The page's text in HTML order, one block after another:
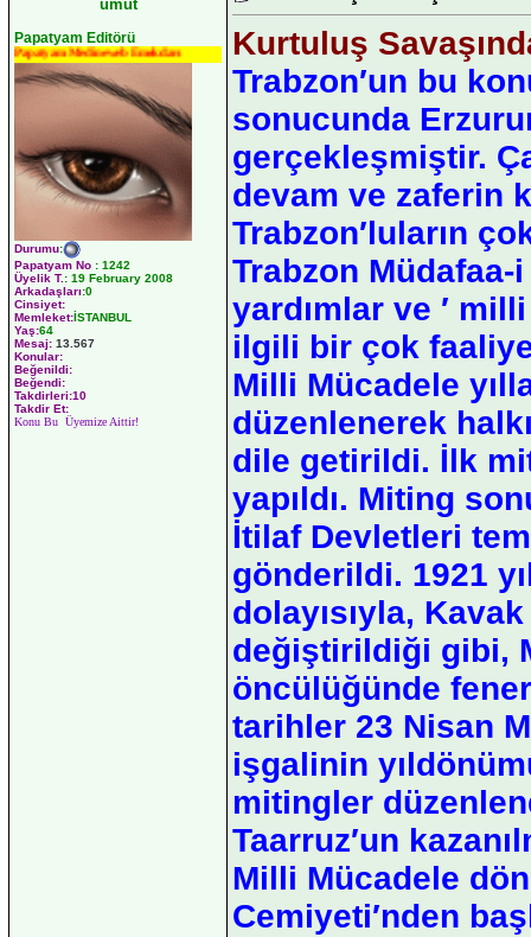
umut
Papatyam Editörü
Papatyam Medineweb Emekdarı
Durumu:
Papatyam No : 1242
Üyelik T.: 19 February 2008
Arkadaşları:0
Cinsiyet:
Memleket:İSTANBUL
Yaş:64
Mesaj: 13.567
Konular:
Beğenildi:
Beğendi:
Takdirleri:10
Takdir Et:
Konu Bu Üyemize Aittir!
Kurtuluş
Trabzon′un bu
sonucunda
gerçekleşmiştir.
devam ve zaferin
Trabzon′luların
Trabzon Müdafaa-
yardımlar ve ′
ilgili bir çok
Milli Mücadele
düzenlenerek
dile getirildi. İlk
yapıldı. Miting
İtilaf Devletleri
gönderildi. 1921
dolayısıyla,
değiştirildiği gibi,
öncülüğünde
tarihler 23 Nisan
işgalinin
mitingler
Taarruz′un
Milli Mücadele
Cemiyeti′nden